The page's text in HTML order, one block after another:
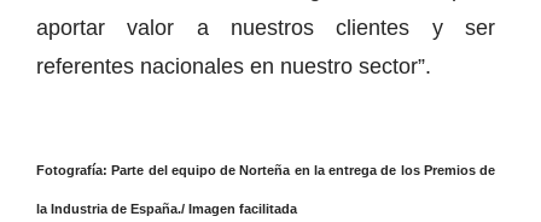
aportar valor a nuestros clientes y ser
referentes nacionales en nuestro sector”.
Fotografía: Parte del equipo de Norteña en la entrega de los Premios de
la Industria de España./ Imagen facilitada